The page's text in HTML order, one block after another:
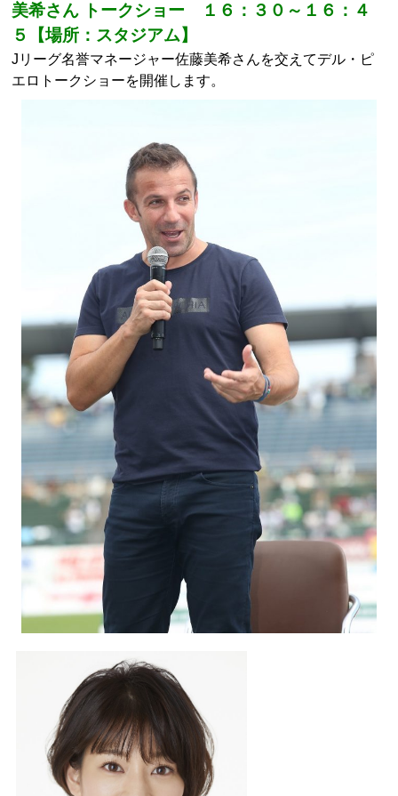
美希さん トークショー １６：３０～１６：４
５【場所：スタジアム】
Jリーグ名誉マネージャー佐藤美希さんを交えてデル・ピ
エロトークショーを開催します。